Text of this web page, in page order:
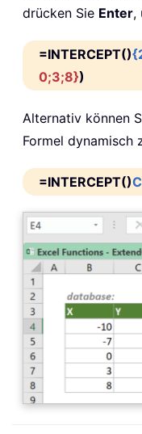
drücken Sie Enter,
=INTERCEPT()
0;3;8})
Alternativ können
Formel dynamisch
=INTERCEPT()